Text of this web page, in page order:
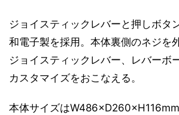
ジョイスティックレバーと押しボタ
和電子製を採用。本体裏側のネジを
ジョイスティックレバー、レバーボ
カスタマイズをおこなえる。
本体サイズは